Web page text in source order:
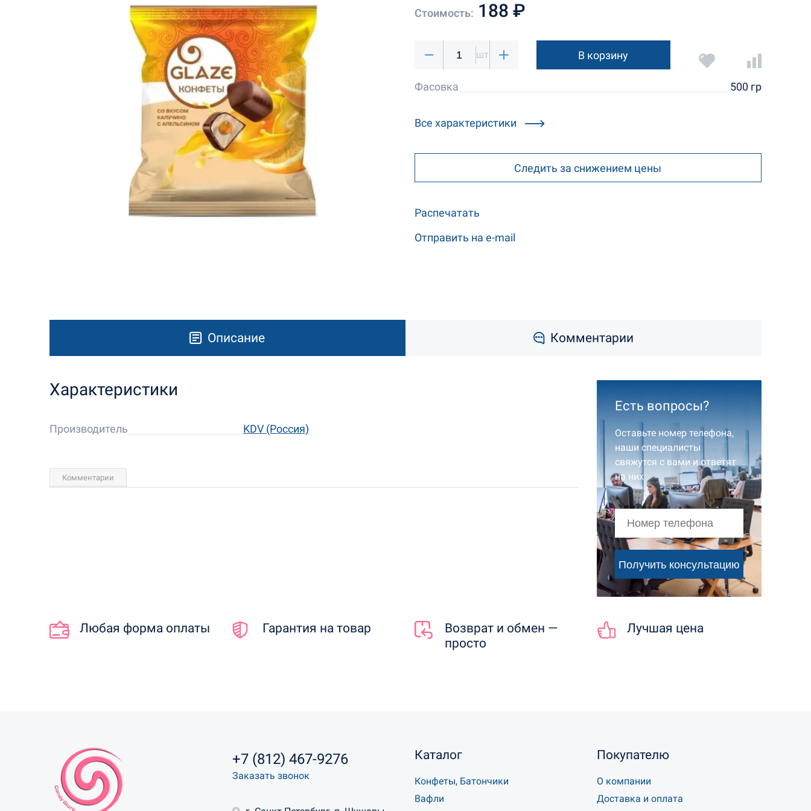
Стоимость: 188 ₽
шт В корзину
Фасовка 500 гр
Все характеристики
Следить за снижением цены
Распечатать
Отправить на e-mail
Описание Комментарии
Характеристики
Производитель KDV (Россия)
Комментарии
Есть вопросы?
Оставьте номер телефона,
наши специалисты
свяжутся с вами и ответят
на них
Любая форма оплаты Гарантия на товар
Возврат и обмен —
просто
Лучшая цена
+7 (812) 467-9276
Заказать звонок
Каталог
Конфеты, Батончики
Вафли
Покупателю
О компании
Доставка и оплата